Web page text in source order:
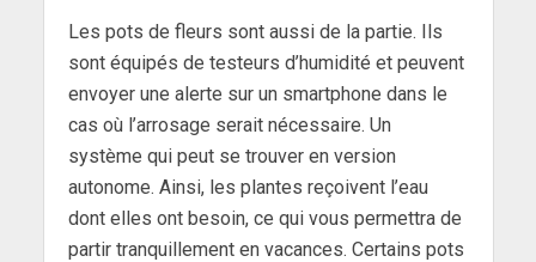
Les pots de fleurs sont aussi de la partie. Ils
sont équipés de testeurs d’humidité et peuvent
envoyer une alerte sur un smartphone dans le
cas où l’arrosage serait nécessaire. Un
système qui peut se trouver en version
autonome. Ainsi, les plantes reçoivent l’eau
dont elles ont besoin, ce qui vous permettra de
partir tranquillement en vacances. Certains pots